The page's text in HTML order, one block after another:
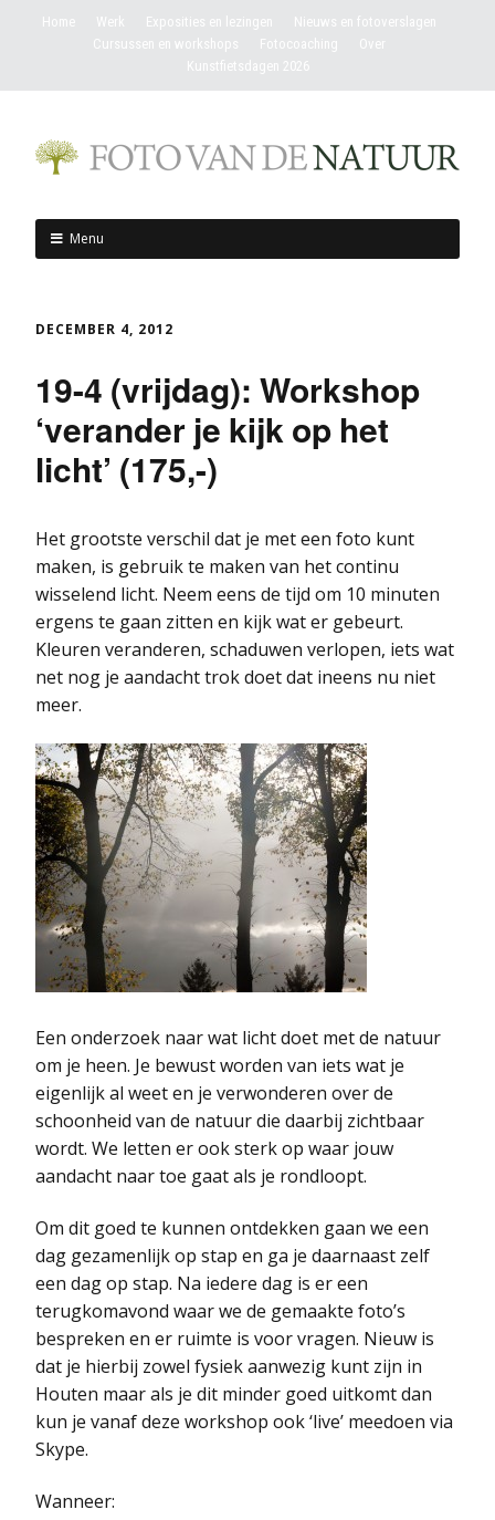
Home Werk Exposities en lezingen
Nieuws en fotoverslagen
Cursussen en workshops
Fotocoaching
Over
Kunstfietsdagen 2026
Menu
DECEMBER 4, 2012
19-4 (vrijdag): Workshop
‘verander je kijk op het
licht’ (175,-)
Het grootste verschil dat je met een foto kunt
maken, is gebruik te maken van het continu
wisselend licht. Neem eens de tijd om 10 minuten
ergens te gaan zitten en kijk wat er gebeurt.
Kleuren veranderen, schaduwen verlopen, iets wat
net nog je aandacht trok doet dat ineens nu niet
meer.
Een onderzoek naar wat licht doet met de natuur
om je heen. Je bewust worden van iets wat je
eigenlijk al weet en je verwonderen over de
schoonheid van de natuur die daarbij zichtbaar
wordt. We letten er ook sterk op waar jouw
aandacht naar toe gaat als je rondloopt.
Om dit goed te kunnen ontdekken gaan we een
dag gezamenlijk op stap en ga je daarnaast zelf
een dag op stap. Na iedere dag is er een
terugkomavond waar we de gemaakte foto’s
bespreken en er ruimte is voor vragen. Nieuw is
dat je hierbij zowel fysiek aanwezig kunt zijn in
Houten maar als je dit minder goed uitkomt dan
kun je vanaf deze workshop ook ‘live’ meedoen via
Skype.
Wanneer: